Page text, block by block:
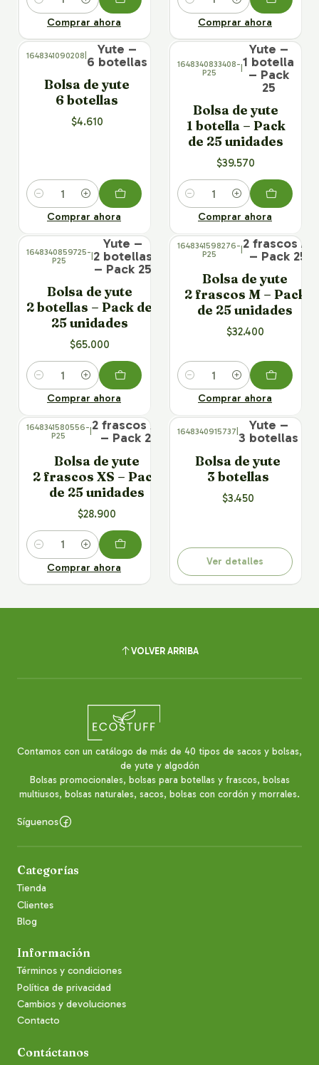
Cantidad
Comprar ahora
Cantidad
Comprar ahora
1648341090208
Yute –
6 botellas
Bolsa de yute
6 botellas
$4.610
Cantidad
Comprar ahora
× 25
1648340833408-
P25
Yute –
1 botella
– Pack
25
Bolsa de yute
1 botella – Pack
de 25 unidades
$39.570
Cantidad
Comprar ahora
× 25
1648340859725-
P25
Yute –
2 botellas
– Pack 25
Bolsa de yute
2 botellas – Pack de
25 unidades
$65.000
Cantidad
Comprar ahora
× 25
1648341598276-
P25
2 frascos M
– Pack 25
Bolsa de yute
2 frascos M – Pack
de 25 unidades
$32.400
Cantidad
Comprar ahora
× 25
1648341580556-
P25
2 frascos XS
– Pack 25
Bolsa de yute
2 frascos XS – Pack
de 25 unidades
$28.900
Cantidad
Comprar ahora
Agotado
1648340915737
Yute –
3 botellas
Bolsa de yute
3 botellas
$3.450
Ver detalles
VOLVER ARRIBA
Contamos con un catálogo de más de 40 tipos de sacos y bolsas,
de yute y algodón
Bolsas promocionales, bolsas para botellas y frascos, bolsas
multiusos, bolsas naturales, sacos, bolsas con cordón y morrales.
Síguenos
Categorías
Tienda
Clientes
Blog
Información
Términos y condiciones
Política de privacidad
Cambios y devoluciones
Contacto
Contáctanos